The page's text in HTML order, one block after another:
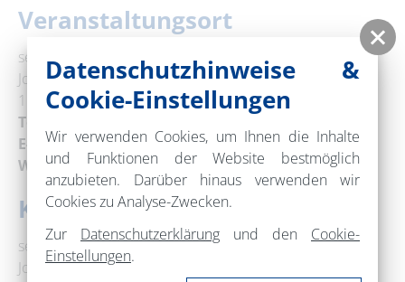
Veranstaltungsort
seezeit-resort am Werbellinsee
Joachimsthaler Straße 20
16247 Joachimsthal
Telefon:
E-Mail: info@seezeit-resort.de
Web: www.seezeit-resort.de
Kontakt
seezeit-resort am Werbellinsee
Joachimsthaler Straße 20
Datenschutzhinweise &
Cookie-Einstellungen
Wir verwenden Cookies, um Ihnen die Inhalte
und Funktionen der Website bestmöglich
anzubieten. Darüber hinaus verwenden wir
Cookies zu Analyse-Zwecken.
Zur Datenschutzerklärung und den Cookie-
Einstellungen.